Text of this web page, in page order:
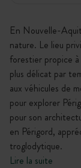
En Nouvelle-
nature. Le lieu
forestier propice
plus délicat par
aux véhicules de
pour explorer
pour son
en Périgord,
troglodytique.
Lire la suite